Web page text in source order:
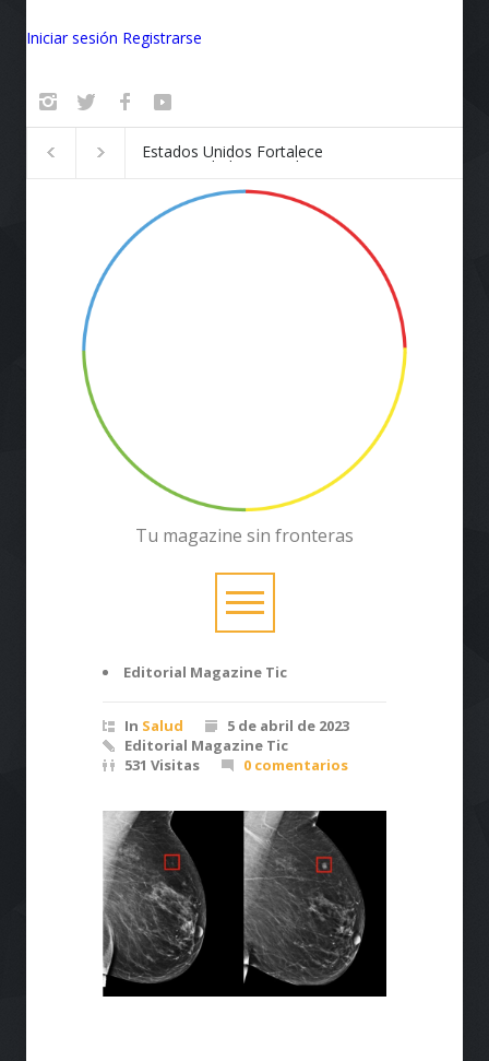
Iniciar sesión Registrarse
Badalona se convierte en el
epicentro de la innovación
Tu magazine sin fronteras
Editorial Magazine Tic
In Salud
5 de abril de 2023
Editorial Magazine Tic
531 Visitas
0 comentarios